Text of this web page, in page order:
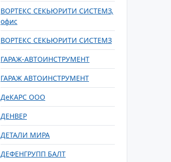
ВОРТЕКС СЕКЬЮРИТИ СИСТЕМЗ,
офис
ВОРТЕКС СЕКЬЮРИТИ СИСТЕМЗ
ГАРАЖ-АВТОИНСТРУМЕНТ
ГАРАЖ АВТОИНСТРУМЕНТ
ДеКАРС ООО
ДЕНВЕР
ДЕТАЛИ МИРА
ДЕФЕНГРУПП БАЛТ